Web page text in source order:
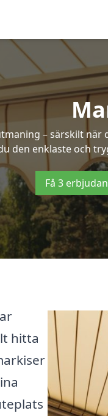
– särskilt
den enklaste och
Få 3
hitta